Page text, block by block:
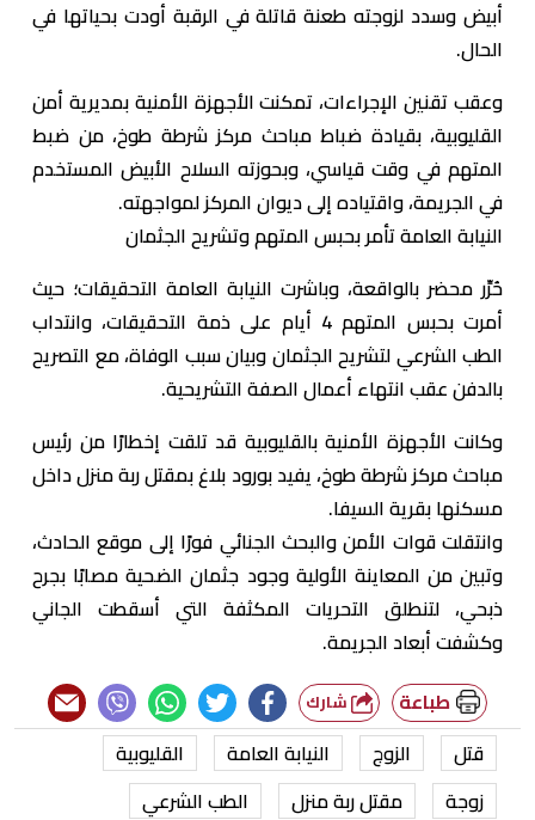
أبيض وسدد لزوجته طعنة قاتلة في الرقبة أودت بحياتها في
الحال.
وعقب تقنين الإجراءات، تمكنت الأجهزة الأمنية بمديرية أمن
القليوبية، بقيادة ضباط مباحث مركز شرطة طوخ، من ضبط
المتهم في وقت قياسي، وبحوزته السلاح الأبيض المستخدم
في الجريمة، واقتياده إلى ديوان المركز لمواجهته.
النيابة العامة تأمر بحبس المتهم وتشريح الجثمان
حُرِّر محضر بالواقعة، وباشرت النيابة العامة التحقيقات؛ حيث
أمرت بحبس المتهم 4 أيام على ذمة التحقيقات، وانتداب
الطب الشرعي لتشريح الجثمان وبيان سبب الوفاة، مع التصريح
بالدفن عقب انتهاء أعمال الصفة التشريحية.
وكانت الأجهزة الأمنية بالقليوبية قد تلقت إخطارًا من رئيس
مباحث مركز شرطة طوخ، يفيد بورود بلاغ بمقتل ربة منزل داخل
مسكنها بقرية السيفا.
وانتقلت قوات الأمن والبحث الجنائي فورًا إلى موقع الحادث،
وتبين من المعاينة الأولية وجود جثمان الضحية مصابًا بجرح
ذبحي، لتنطلق التحريات المكثفة التي أسقطت الجاني
وكشفت أبعاد الجريمة.
طباعة
قتل الزوج النيابة العامة
القليوبية
زوجة
مقتل ربة منزل
الطب الشرعي